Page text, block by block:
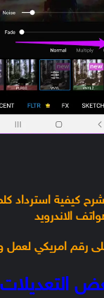
كيفية استرداد
الاندرويد
رقم امريكي